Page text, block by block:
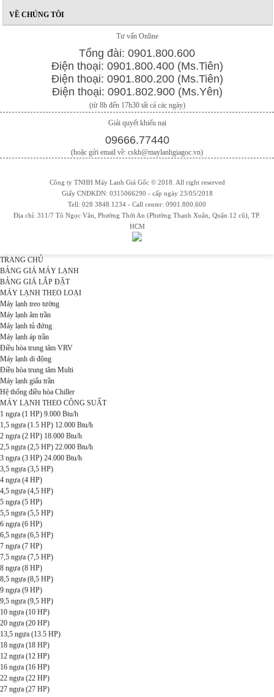
VỀ CHÚNG TÔI
Tư vấn Online
Tổng đài: 0901.800.600
Điện thoại: 0901.800.400 (Ms.Tiên)
Điện thoại: 0901.800.200 (Ms.Tiên)
Điện thoại: 0901.802.900 (Ms.Yên)
(từ 8h đến 17h30 tất cả các ngày)
Giải quyết khiếu nại
09666.77440
(hoặc gửi email về: cskh@maylanhgiagoc.vn)
Công ty TNHH Máy Lạnh Giá Gốc © 2018. All right reserved
Giấy CNĐKDN: 0315066290 - cấp ngày 23/05/2018
Tell: 028 3848.1234 - Call center: 0901.800.600
Địa chỉ: 311/7 Tô Ngọc Vân, Phường Thới An (Phường Thạnh Xuân, Quận 12 cũ), TP.
HCM
TRANG CHỦ
BẢNG GIÁ MÁY LẠNH
BẢNG GIÁ LẮP ĐẶT
MÁY LẠNH THEO LOẠI
Máy lạnh treo tường
Máy lạnh âm trần
Máy lạnh tủ đứng
Máy lạnh áp trần
Điều hòa trung tâm VRV
Máy lạnh di động
Điều hòa trung tâm Multi
Máy lạnh giấu trần
Hệ thống điều hòa Chiller
MÁY LẠNH THEO CÔNG SUẤT
1 ngựa (1 HP) 9.000 Btu/h
1,5 ngựa (1.5 HP) 12.000 Btu/h
2 ngựa (2 HP) 18.000 Btu/h
2,5 ngựa (2,5 HP) 22.000 Btu/h
3 ngựa (3 HP) 24.000 Btu/h
3,5 ngựa (3,5 HP)
4 ngựa (4 HP)
4,5 ngựa (4,5 HP)
5 ngựa (5 HP)
5,5 ngựa (5,5 HP)
6 ngựa (6 HP)
6,5 ngựa (6,5 HP)
7 ngựa (7 HP)
7,5 ngựa (7,5 HP)
8 ngựa (8 HP)
8,5 ngựa (8,5 HP)
9 ngựa (9 HP)
9,5 ngựa (9,5 HP)
10 ngựa (10 HP)
20 ngựa (20 HP)
13,5 ngựa (13.5 HP)
18 ngựa (18 HP)
12 ngựa (12 HP)
16 ngựa (16 HP)
22 ngựa (22 HP)
27 ngựa (27 HP)